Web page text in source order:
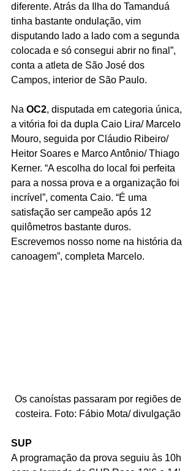
diferente. Atrás da Ilha do Tamanduá
tinha bastante ondulação, vim
disputando lado a lado com a segunda
colocada e só consegui abrir no final”,
conta a atleta de São José dos
Campos, interior de São Paulo.
Na OC2, disputada em categoria única,
a vitória foi da dupla Caio Lira/ Marcelo
Mouro, seguida por Cláudio Ribeiro/
Heitor Soares e Marco Antônio/ Thiago
Kerner. “A escolha do local foi perfeita
para a nossa prova e a organização foi
incrível”, comenta Caio. “É uma
satisfação ser campeão após 12
quilômetros bastante duros.
Escrevemos nosso nome na história da
canoagem”, completa Marcelo.
costeira. Foto: Fábio Mota/ divulgação
SUP
A programação da prova seguiu às 10h